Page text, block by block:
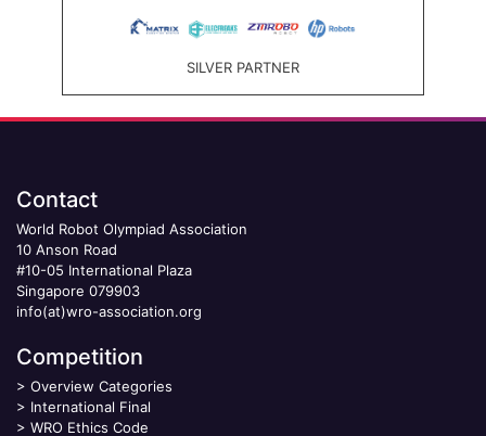
SILVER PARTNER
Contact
World Robot Olympiad Association
10 Anson Road
#10-05 International Plaza
Singapore 079903
info(at)wro-association.org
Competition
> Overview Categories
> International Final
> WRO Ethics Code